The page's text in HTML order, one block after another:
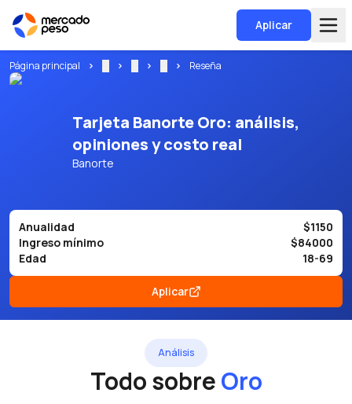
Aplicar
Página principal Reseña
Tarjeta Banorte Oro: análisis,
opiniones y costo real
Banorte
Anualidad
$1150
Ingreso mínimo
$84000
Edad
18-69
Aplicar
Análisis
Todo sobreOro